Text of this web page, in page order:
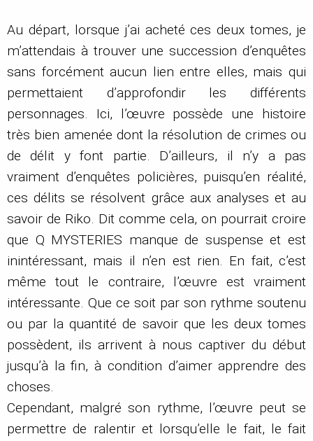
Au départ, lorsque j’ai acheté ces deux tomes, je
m’attendais à trouver une succession d’enquêtes
sans forcément aucun lien entre elles, mais qui
permettaient d’approfondir les différents
personnages. Ici, l’œuvre possède une histoire
très bien amenée dont la résolution de crimes ou
de délit y font partie. D’ailleurs, il n’y a pas
vraiment d’enquêtes policières, puisqu’en réalité,
ces délits se résolvent grâce aux analyses et au
savoir de Riko. Dit comme cela, on pourrait croire
que Q MYSTERIES manque de suspense et est
inintéressant, mais il n’en est rien. En fait, c’est
même tout le contraire, l’œuvre est vraiment
intéressante. Que ce soit par son rythme soutenu
ou par la quantité de savoir que les deux tomes
possèdent, ils arrivent à nous captiver du début
jusqu’à la fin, à condition d’aimer apprendre des
choses.
Cependant, malgré son rythme, l’œuvre peut se
permettre de ralentir et lorsqu’elle le fait, le fait